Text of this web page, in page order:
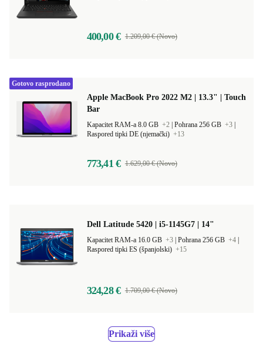
400,00 € 1.209,00 € (Novo)
Apple MacBook Pro 2022 M2 | 13.3" | Touch
Bar
Kapacitet RAM-a 8.0 GB +2 Pohrana 256 GB +3
Raspored tipki DE (njemački) +13
773,41 € 1.629,00 € (Novo)
Gotovo rasprodano
Dell Latitude 5420 | i5-1145G7 | 14"
Kapacitet RAM-a 16.0 GB +3 Pohrana 256 GB +4
Raspored tipki ES (španjolski) +15
324,28 € 1.709,00 € (Novo)
Prikaži više